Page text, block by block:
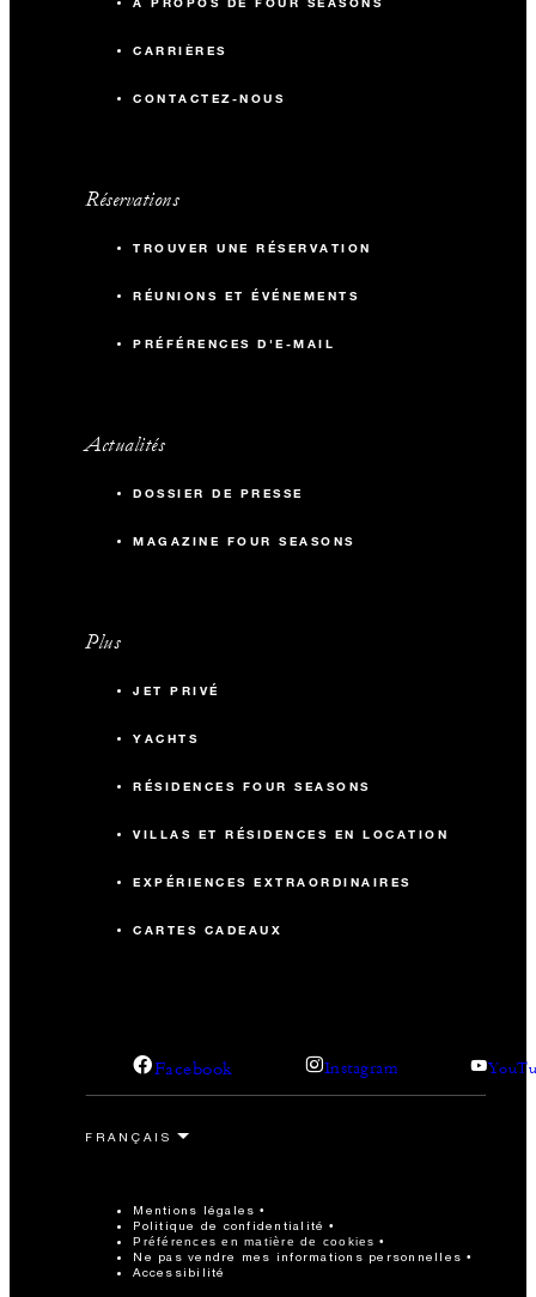
CARRIÈRES
CONTACTEZ-NOUS
Réservations
TROUVER UNE RÉSERVATION
RÉUNIONS ET ÉVÉNEMENTS
PRÉFÉRENCES D'E-MAIL
Actualités
DOSSIER DE PRESSE
MAGAZINE FOUR SEASONS
Plus
JET PRIVÉ
YACHTS
RÉSIDENCES FOUR SEASONS
VILLAS ET RÉSIDENCES EN LOCATION
EXPÉRIENCES EXTRAORDINAIRES
CARTES CADEAUX
Facebook Instagram
Mentions légales
Politique de confidentialité
Préférences en matière de cookies
Ne pas vendre mes informations personnelles
Accessibilité